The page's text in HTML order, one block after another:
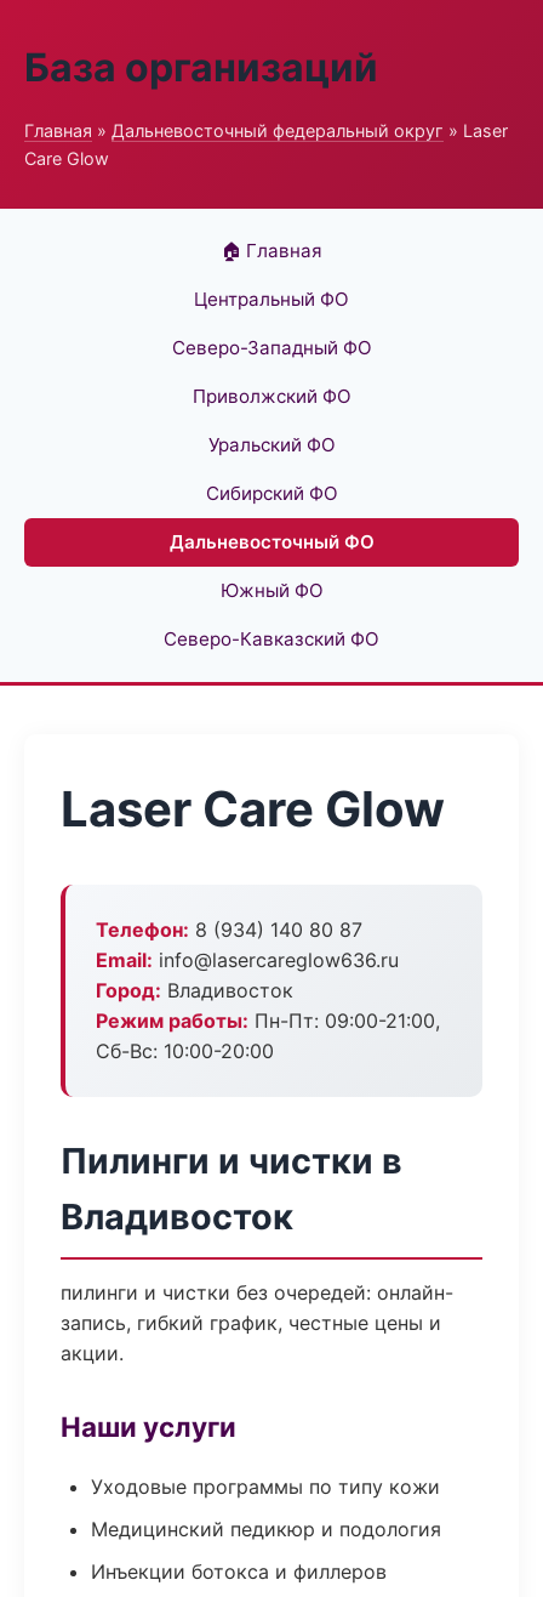
База организаций
Главная » Дальневосточный федеральный округ » Laser
Care Glow
🏠 Главная
Центральный ФО
Северо-Западный ФО
Приволжский ФО
Уральский ФО
Сибирский ФО
Дальневосточный ФО
Южный ФО
Северо-Кавказский ФО
Laser Care Glow
Телефон: 8 (934) 140 80 87
Email: info@lasercareglow636.ru
Город: Владивосток
Режим работы: Пн-Пт: 09:00-21:00,
Сб-Вс: 10:00-20:00
Пилинги и чистки в
Владивосток
пилинги и чистки без очередей: онлайн-
запись, гибкий график, честные цены и
акции.
Наши услуги
Уходовые программы по типу кожи
Медицинский педикюр и подология
Инъекции ботокса и филлеров